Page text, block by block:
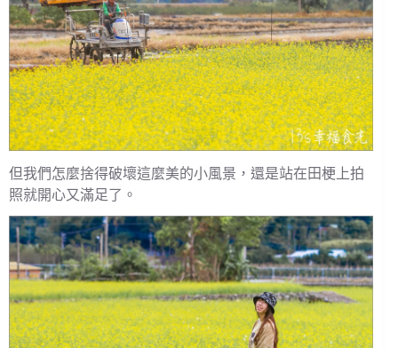
但我們怎麼捨得破壞這麼美的小風景，還是站在田梗上拍
照就開心又滿足了。